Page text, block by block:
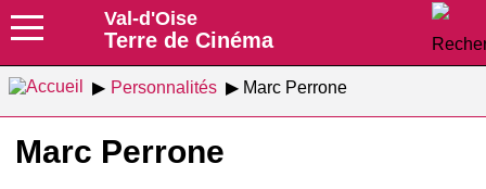
Val-d'Oise
Terre de Cinéma
Personnalités Marc Perrone
Marc Perrone